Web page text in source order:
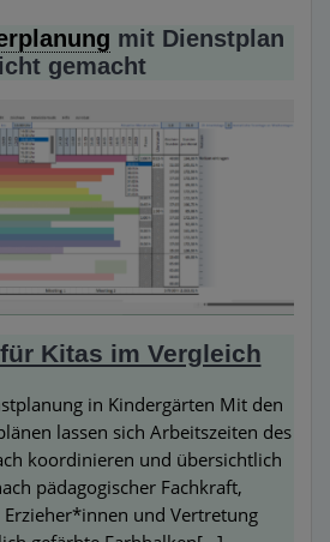
mit Dienstplan
gemacht
Kitas im Vergleich
in Kindergärten Mit den
lassen sich Arbeitszeiten des
koordinieren und übersichtlich
pädagogischer Fachkraft,
und Vertretung